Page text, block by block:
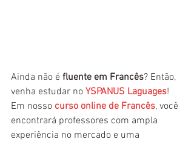
Ainda não é fluente em Francês? Então,
venha estudar no YSPANUS Laguages!
Em nosso curso online de Francês, você
encontrará professores com ampla
experiência no mercado e uma